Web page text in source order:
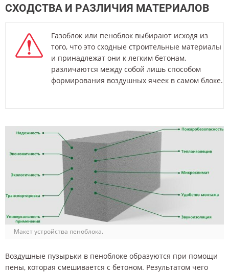
СХОДСТВА И РАЗЛИЧИЯ МАТЕРИАЛОВ
Газоблок или пеноблок выбирают исходя из
того, что это сходные строительные материалы
и принадлежат они к легким бетонам,
различаются между собой лишь способом
формирования воздушных ячеек в самом блоке.
Макет устройства пеноблока.
Воздушные пузырьки в пеноблоке образуются при помощи
пены, которая смешивается с бетоном. Результатом чего